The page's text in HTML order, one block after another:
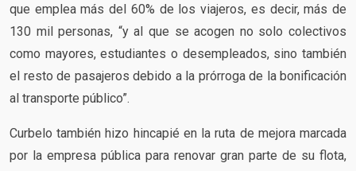
que emplea más del 60% de los viajeros, es decir, más de
130 mil personas, “y al que se acogen no solo colectivos
como mayores, estudiantes o desempleados, sino también
el resto de pasajeros debido a la prórroga de la bonificación
al transporte público”.
Curbelo también hizo hincapié en la ruta de mejora marcada
por la empresa pública para renovar gran parte de su flota,